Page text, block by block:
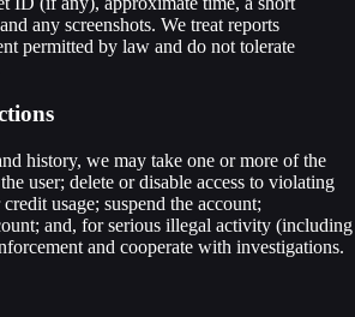
any screenshots. We treat reports
permitted by law and do not tolerate
history, we may take one or more of the
user; delete or disable access to violating
usage; suspend the account;
and, for serious illegal activity (including
and cooperate with investigations.